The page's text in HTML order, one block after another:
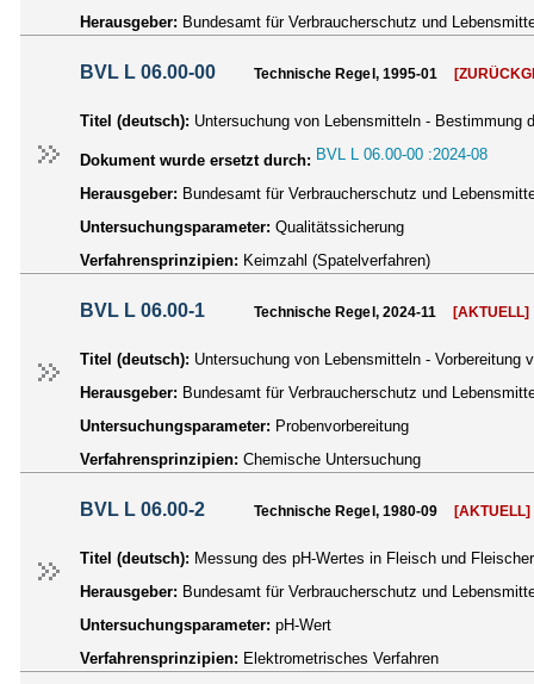
Herausgeber: Bundesamt für Verbraucherschutz und
BVL L 06.00-00 Technische Regel, 1995-01
Titel (deutsch): Untersuchung von Lebensmitteln - Bestimmung
Dokument wurde ersetzt durch: BVL L 06.00-00 :2024-08
Herausgeber: Bundesamt für Verbraucherschutz und
Untersuchungsparameter: Qualitätssicherung
Verfahrensprinzipien: Keimzahl (Spatelverfahren)
BVL L 06.00-1 Technische Regel, 2024-11 [AKTUELL]
Titel (deutsch): Untersuchung von Lebensmitteln -
Herausgeber: Bundesamt für Verbraucherschutz und
Untersuchungsparameter: Probenvorbereitung
Verfahrensprinzipien: Chemische Untersuchung
BVL L 06.00-2 Technische Regel, 1980-09 [AKTUELL]
Titel (deutsch): Messung des pH-Wertes in Fleisch und
Herausgeber: Bundesamt für Verbraucherschutz und
Untersuchungsparameter: pH-Wert
Verfahrensprinzipien: Elektrometrisches Verfahren